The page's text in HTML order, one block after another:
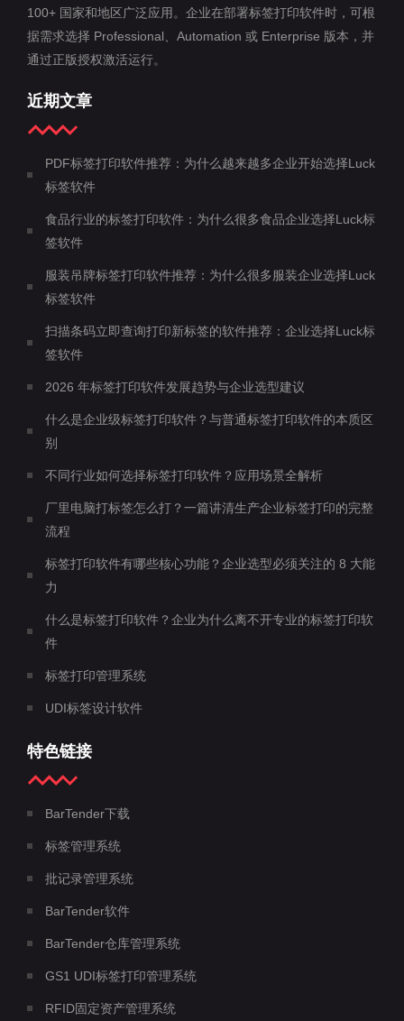
100+ 国家和地区广泛应用。企业在部署标签打印软件时，可根
据需求选择 Professional、Automation 或 Enterprise 版本，并
通过正版授权激活运行。
近期文章
PDF标签打印软件推荐：为什么越来越多企业开始选择Luck
标签软件
食品行业的标签打印软件：为什么很多食品企业选择Luck标
签软件
服装吊牌标签打印软件推荐：为什么很多服装企业选择Luck
标签软件
扫描条码立即查询打印新标签的软件推荐：企业选择Luck标
签软件
2026 年标签打印软件发展趋势与企业选型建议
什么是企业级标签打印软件？与普通标签打印软件的本质区
别
不同行业如何选择标签打印软件？应用场景全解析
厂里电脑打标签怎么打？一篇讲清生产企业标签打印的完整
流程
标签打印软件有哪些核心功能？企业选型必须关注的 8 大能
力
什么是标签打印软件？企业为什么离不开专业的标签打印软
件
标签打印管理系统
UDI标签设计软件
特色链接
BarTender下载
标签管理系统
批记录管理系统
BarTender软件
BarTender仓库管理系统
GS1 UDI标签打印管理系统
RFID固定资产管理系统